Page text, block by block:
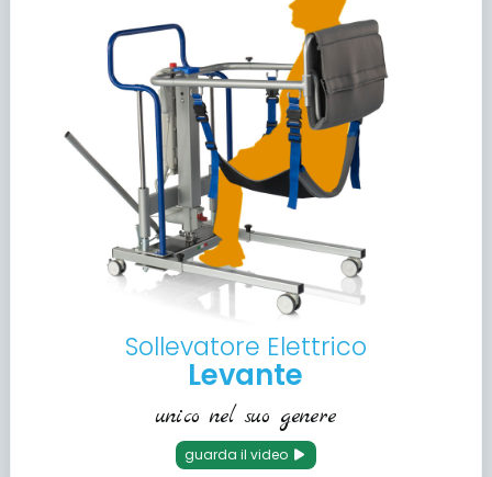
Sollevatore Elettrico
Levante
unico nel suo genere
guarda il video